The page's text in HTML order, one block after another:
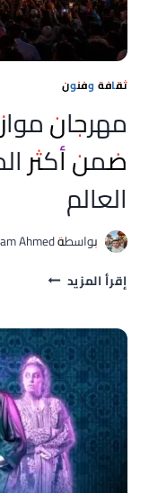
عالمية
ثقافة وفنون
مهرجان
ضمن أكثر
العالم
بواسطةAhmed
إقرأ المزيد مهرجان
إفريقيا
ويحل
ضمن
أكثر
المهرجانات
جاذبية
في
العالم